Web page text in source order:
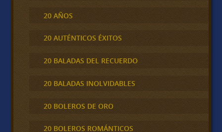
20 AÑOS
20 AUTÉNTICOS ÉXITOS
20 BALADAS DEL RECUERDO
20 BALADAS INOLVIDABLES
20 BOLEROS DE ORO
20 BOLEROS ROMÁNTICOS